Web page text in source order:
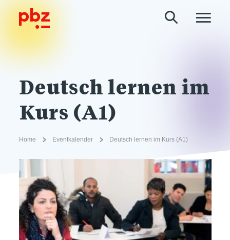
Deutsch lernen im
Kurs (A1)
Home Eventkalender Deutsch lernen im Kurs (A1)